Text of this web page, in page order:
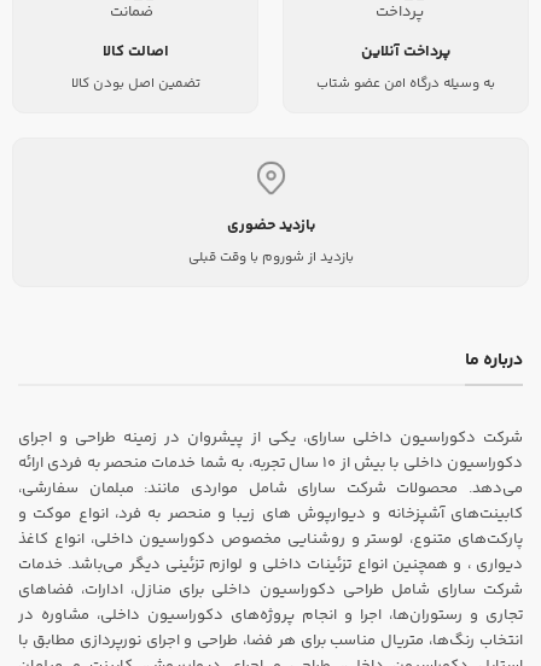
پرداخت آنلاین
به وسیله درگاه امن عضو شتاب
اصالت کالا
تضمین اصل بودن کالا
بازدید حضوری
بازدید از شوروم با وقت قبلی
درباره ما
شرکت دکوراسیون داخلی سارای، یکی از پیشروان در زمینه طراحی و اجرای
دکوراسیون داخلی با بیش از ۱۰ سال تجربه، به شما خدمات منحصر به فردی ارائه
می‌دهد. محصولات شرکت سارای شامل مواردی مانند: مبلمان سفارشی،
کابینت‌های آشپزخانه و دیوارپوش های زیبا و منحصر به فرد، انواع موکت و
پارکت‌های متنوع، لوستر و روشنایی مخصوص دکوراسیون داخلی، انواع کاغذ
دیواری ، و همچنین انواع تزئینات داخلی و لوازم تزئینی دیگر می‌باشد. خدمات
شرکت سارای شامل طراحی دکوراسیون داخلی برای منازل، ادارات، فضاهای
تجاری و رستوران‌ها، اجرا و انجام پروژه‌های دکوراسیون داخلی، مشاوره در
انتخاب رنگ‌ها، متریال مناسب برای هر فضا، طراحی و اجرای نورپردازی مطابق با